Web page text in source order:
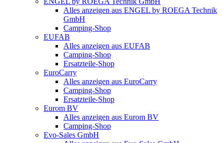
Alles anzeigen aus ENGEL by ROEGA Technik
GmbH
Camping-Shop
EUFAB
Alles anzeigen aus EUFAB
Camping-Shop
Ersatzteile-Shop
EuroCarry
Alles anzeigen aus EuroCarry
Camping-Shop
Ersatzteile-Shop
Eurom BV
Alles anzeigen aus Eurom BV
Camping-Shop
Evo-Sales GmbH